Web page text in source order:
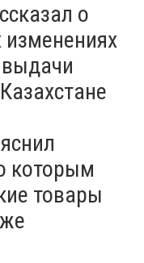
о
которым
товары